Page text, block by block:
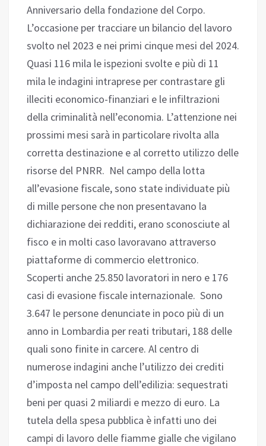
Anniversario della fondazione del Corpo.
L’occasione per tracciare un bilancio del lavoro
svolto nel 2023 e nei primi cinque mesi del 2024.
Quasi 116 mila le ispezioni svolte e più di 11
mila le indagini intraprese per contrastare gli
illeciti economico-finanziari e le infiltrazioni
della criminalità nell’economia. L’attenzione nei
prossimi mesi sarà in particolare rivolta alla
corretta destinazione e al corretto utilizzo delle
risorse del PNRR. Nel campo della lotta
all’evasione fiscale, sono state individuate più
di mille persone che non presentavano la
dichiarazione dei redditi, erano sconosciute al
fisco e in molti caso lavoravano attraverso
piattaforme di commercio elettronico.
Scoperti anche 25.850 lavoratori in nero e 176
casi di evasione fiscale internazionale. Sono
3.647 le persone denunciate in poco più di un
anno in Lombardia per reati tributari, 188 delle
quali sono finite in carcere. Al centro di
numerose indagini anche l’utilizzo dei crediti
d’imposta nel campo dell’edilizia: sequestrati
beni per quasi 2 miliardi e mezzo di euro. La
tutela della spesa pubblica è infatti uno dei
campi di lavoro delle fiamme gialle che vigilano